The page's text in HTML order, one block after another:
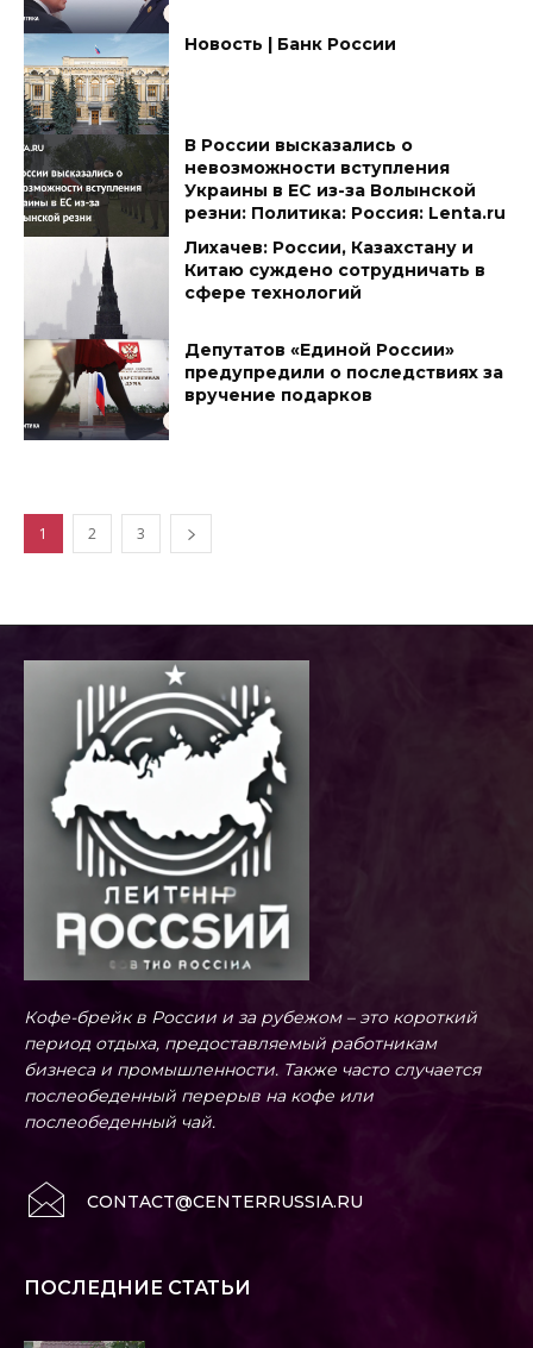
Новость | Банк России
В России высказались о
невозможности вступления
Украины в ЕС из-за Волынской
резни: Политика: Россия: Lenta.ru
Лихачев: России, Казахстану и
Китаю суждено сотрудничать в
сфере технологий
Депутатов «Единой России»
предупредили о последствиях за
вручение подарков
1 2 3
Кофе-брейк в России и за рубежом – это короткий
период отдыха, предоставляемый работникам
бизнеса и промышленности. Также часто случается
послеобеденный перерыв на кофе или
послеобеденный чай.
CONTACT@CENTERRUSSIA.RU
ПОСЛЕДНИЕ СТАТЬИ